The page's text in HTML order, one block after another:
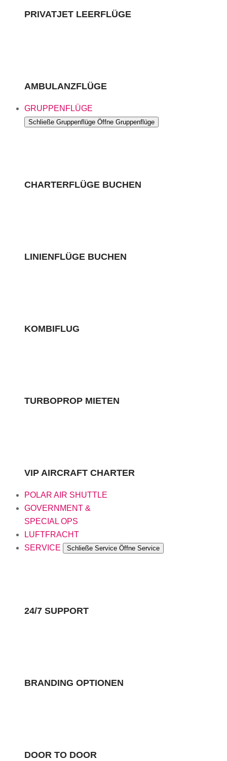
PRIVATJET LEERFLÜGE
AMBULANZFLÜGE
GRUPPENFLÜGE
Schließe Gruppenflüge Öffne Gruppenflüge
CHARTERFLÜGE BUCHEN
LINIENFLÜGE BUCHEN
KOMBIFLUG
TURBOPROP MIETEN
VIP AIRCRAFT CHARTER
POLAR AIR SHUTTLE
GOVERNMENT &
SPECIAL OPS
LUFTFRACHT
SERVICE
Schließe Service Öffne Service
24/7 SUPPORT
BRANDING OPTIONEN
DOOR TO DOOR